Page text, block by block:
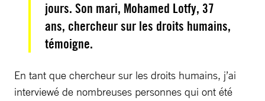
jours. Son mari, Mohamed Lotfy, 37
ans, chercheur sur les droits humains,
témoigne.
En tant que chercheur sur les droits humains, j’ai
interviewé de nombreuses personnes qui ont été